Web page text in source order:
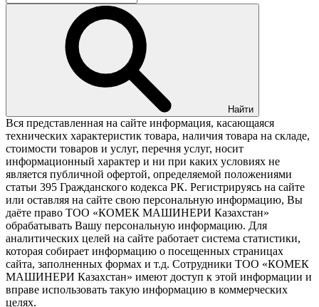
Найти
Вся представленная на сайте информация, касающаяся
технических характеристик товара, наличия товара на складе,
стоимости товаров и услуг, перечня услуг, носит
информационный характер и ни при каких условиях не
является публичной офертой, определяемой положениями
статьи 395 Гражданского кодекса РК. Регистрируясь на сайте
или оставляя на сайте свою персональную информацию, Вы
даёте право ТОО «КОМЕК МАШИНЕРИ Казахстан»
обрабатывать Вашу персональную информацию. Для
аналитических целей на сайте работает система статистики,
которая собирает информацию о посещенных страницах
сайта, заполненных формах и т.д. Сотрудники ТОО «КОМЕК
МАШИНЕРИ Казахстан» имеют доступ к этой информации и
вправе использовать такую информацию в коммерческих
целях.